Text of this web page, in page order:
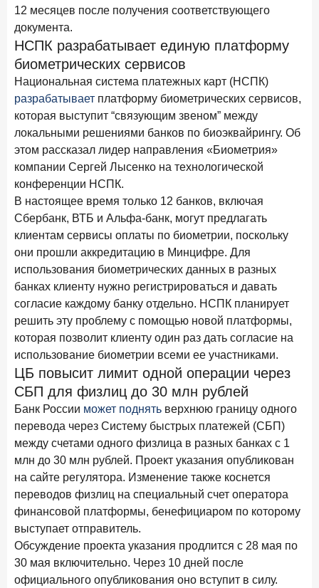
28 апреля 2026 года ИССЛЕДОВАНИЕ
Привязанность побеждает ставку? Как выбирают банк
для сбережений в 2026 году
27 апреля 2026 года
Банки скорректировали доходность вкладов после
снижения ключевой ставки до 14,5%
Цифра дня
Средний срок ипотечных кредитов в России
24,9лет
Frank Data. Ипотека
24 апреля 2026 года
Ипотека. Итоги работы крупнейших ипотечных банков
в марте 2026 года
15 апреля 2026 года ИССЛЕДОВАНИЕ
Рынок подписок 2026: от гонки за объёмами к битве за
привычку
15 апреля 2026 года ИССЛЕДОВАНИЕ
Маркетинговые акции брокеров: обзор механик и
трендов
10 апреля 2026 года ИССЛЕДОВАНИЕ
ДНК современного ипотечного клиента
7 апреля 2026 года
По итогам марта 2026 года объем выдач кредитов
составил 925,7 млрд руб.
26 марта 2026 года ИССЛЕДОВАНИЕ
Не экосистемой единой: как пользователи
распределяют подписки
12 месяцев после получения соответствующего
документа.
НСПК разрабатывает единую платформу
биометрических сервисов
Национальная система платежных карт (НСПК)
разрабатывает платформу биометрических сервисов,
которая выступит “связующим звеном” между
локальными решениями банков по биоэквайрингу. Об
этом рассказал лидер направления «Биометрия»
компании Сергей Лысенко на технологической
конференции НСПК.
В настоящее время только 12 банков, включая
Сбербанк, ВТБ и Альфа-банк, могут предлагать
клиентам сервисы оплаты по биометрии, поскольку
они прошли аккредитацию в Минцифре. Для
использования биометрических данных в разных
банках клиенту нужно регистрироваться и давать
согласие каждому банку отдельно. НСПК планирует
решить эту проблему с помощью новой платформы,
которая позволит клиенту один раз дать согласие на
использование биометрии всеми ее участниками.
ЦБ повысит лимит одной операции через
СБП для физлиц до 30 млн рублей
Банк России может поднять верхнюю границу одного
перевода через Систему быстрых платежей (СБП)
между счетами одного физлица в разных банках с 1
млн до 30 млн рублей. Проект указания опубликован
на сайте регулятора. Изменение также коснется
переводов физлиц на специальный счет оператора
финансовой платформы, бенефициаром по которому
выступает отправитель.
Обсуждение проекта указания продлится с 28 мая по
30 мая включительно. Через 10 дней после
официального опубликования оно вступит в силу.